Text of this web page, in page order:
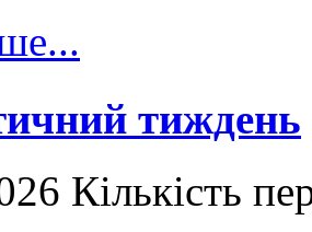
тиждень
Кількість